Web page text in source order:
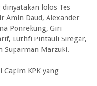
lolos Tes
Amin Daud, Alexander
Ponrekung, Giri
Luthfi Pintauli Siregar,
Suparman Marzuki.
KPK yang